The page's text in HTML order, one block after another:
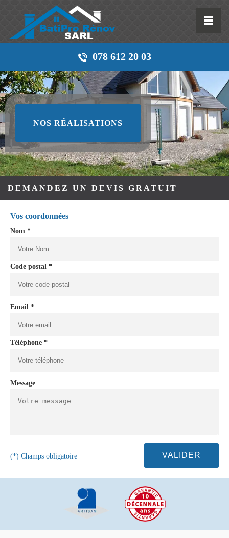
078 612 20 03
NOS RÉALISATIONS
DEMANDEZ UN DEVIS GRATUIT
Vos coordonnées
Nom *
Code postal *
Email *
Téléphone *
Message
(*) Champs obligatoire